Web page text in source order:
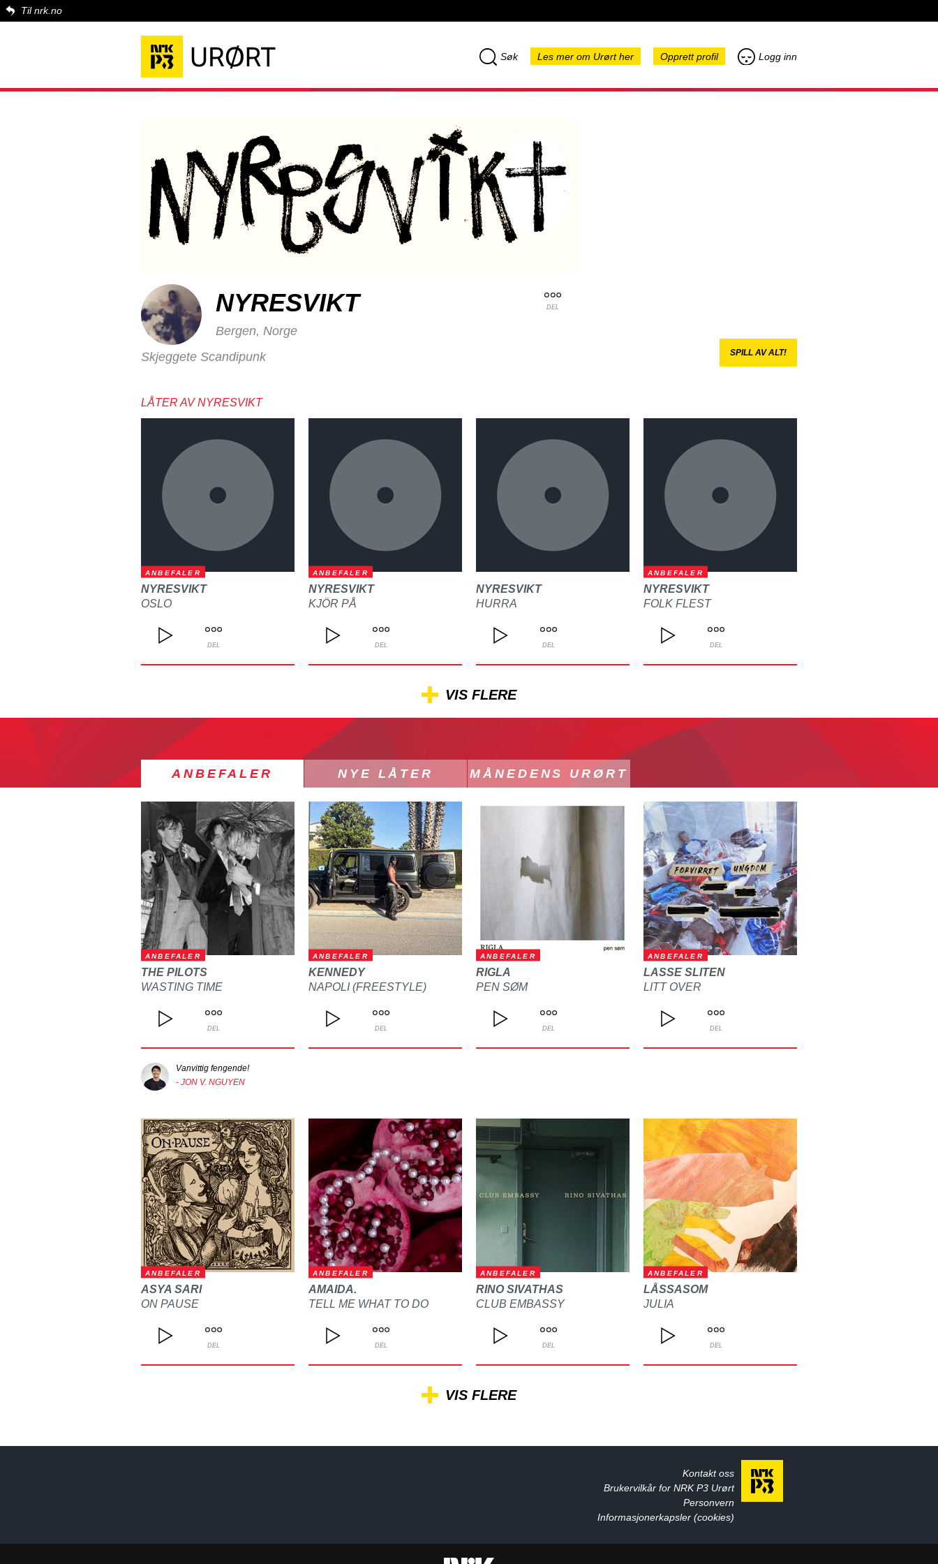
Til nrk.no
Søk Les mer om Urørt her Opprett profil Logg inn
DEL
NYRESVIKT
Bergen, Norge
Skjeggete Scandipunk
SPILL AV ALT!
LÅTER AV NYRESVIKT
ANBEFALER
NYRESVIKT
OSLO
DEL
ANBEFALER
NYRESVIKT
KJÖR PÅ
DEL
NYRESVIKT
HURRA
DEL
ANBEFALER
NYRESVIKT
FOLK FLEST
DEL
VIS FLERE
ANBEFALER NYE LÅTER MÅNEDENS URØRT
ANBEFALER
THE PILOTS
WASTING TIME
DEL
Vanvittig fengende!
- JON V. NGUYEN
ANBEFALER
KENNEDY
NAPOLI (FREESTYLE)
DEL
ANBEFALER
RIGLA
PEN SØM
DEL
ANBEFALER
LASSE SLITEN
LITT OVER
DEL
ANBEFALER
ASYA SARI
ON PAUSE
DEL
ANBEFALER
AMAIDA.
TELL ME WHAT TO DO
DEL
ANBEFALER
RINO SIVATHAS
CLUB EMBASSY
DEL
ANBEFALER
LÅSSASOM
JULIA
DEL
VIS FLERE
Kontakt oss
Brukervilkår for NRK P3 Urørt
Personvern
Informasjonerkapsler (cookies)